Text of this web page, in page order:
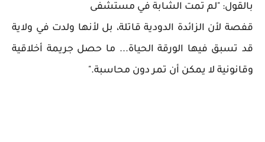
بالقول: "لم تمت الشابة في مستشفى
قفصة لأن الزائدة الدودية قاتلة، بل لأنها ولدت في ولاية
قد تسبق فيها الورقة الحياة... ما حصل جريمة أخلاقية
وقانونية لا يمكن أن تمر دون محاسبة."